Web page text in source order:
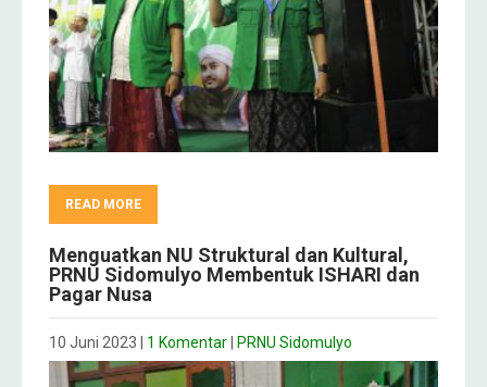
READ MORE
Menguatkan NU Struktural dan Kultural,
PRNU Sidomulyo Membentuk ISHARI dan
Pagar Nusa
10 Juni 2023 1 Komentar PRNU Sidomulyo